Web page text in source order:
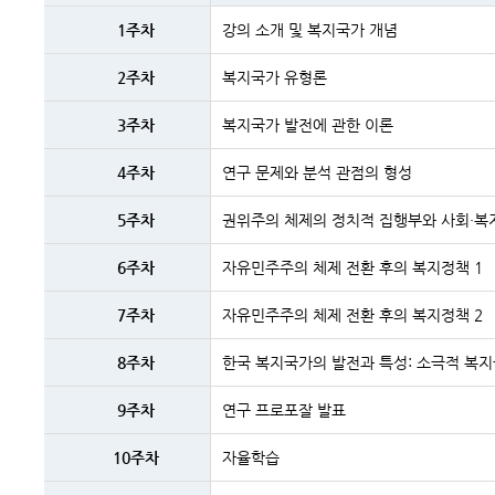
주차
1주차 강의 소개 및 복지국가 개념
2주차 복지국가 유형론
3주차 복지국가 발전에 관한 이론
4주차 연구 문제와 분석 관점의 형성
5주차 권위주의 체제의 정치적 집행부와 사회·복
6주차 자유민주주의 체제 전환 후의 복지정책 1
7주차 자유민주주의 체제 전환 후의 복지정책 2
8주차 한국 복지국가의 발전과 특성: 소극적 복
9주차 연구 프로포잘 발표
10주차 자율학습